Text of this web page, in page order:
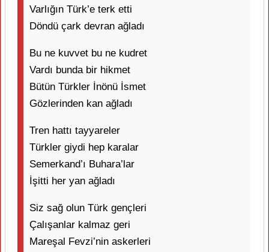
Varlığın Türk’e terk etti
Döndü çark devran ağladı
Bu ne kuvvet bu ne kudret
Vardı bunda bir hikmet
Bütün Türkler İnönü İsmet
Gözlerinden kan ağladı
Tren hattı tayyareler
Türkler giydi hep karalar
Semerkand’ı Buhara’lar
İşitti her yan ağladı
Siz sağ olun Türk gençleri
Çalışanlar kalmaz geri
Mareşal Fevzi’nin askerleri